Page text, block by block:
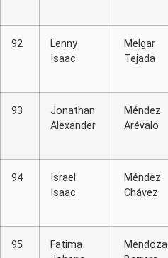
92
Lenny
Isaac
Melgar
Tejada
93
Jonathan
Alexander
Méndez
Arévalo
94
Israel
Isaac
Méndez
Chávez
95
Fatima
Mendoza